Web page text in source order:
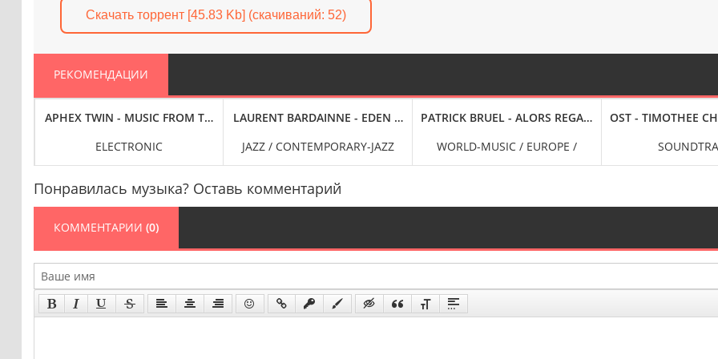
Скачать торрент [45.83 Kb] (cкачиваний: 52)
РЕКОМЕНДАЦИИ
MOTION PICTURE SOUNDTRACK, 24-BIT HI-RES] (2024) FLAC
WHEAT [2024 REMASTER, 24-BIT HI-RES] (1969/2024) FLAC
APHEX TWIN - MUSIC FROM THE MERCH DESK [2016 - 2023, 24-BIT HI-RES] (2024) FLAC
ELECTRONIC
LAURENT BARDAINNE - EDEN BEACH CLUB [EDITION DELUXE, 24-BIT HI-RES] (2024) FLAC
JAZZ / CONTEMPORARY-JAZZ
PATRICK BRUEL - ALORS
WORLD-MUSIC / EUROPE /
OST - TIMOTHEE
Понравилась музыка? Оставь комментарий
КОММЕНТАРИИ (0)